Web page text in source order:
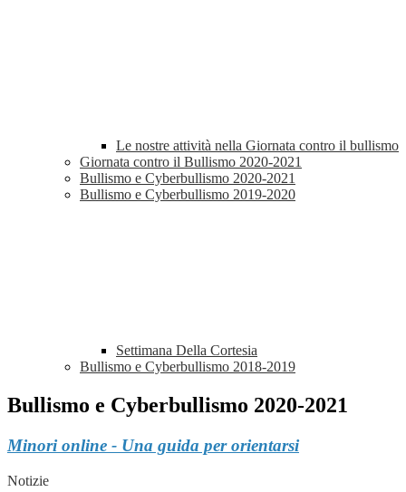
Le nostre attività nella Giornata contro il bullismo
Giornata contro il Bullismo 2020-2021
Bullismo e Cyberbullismo 2020-2021
Bullismo e Cyberbullismo 2019-2020
Settimana Della Cortesia
Bullismo e Cyberbullismo 2018-2019
Bullismo e Cyberbullismo 2020-2021
Minori online - Una guida per orientarsi
Notizie